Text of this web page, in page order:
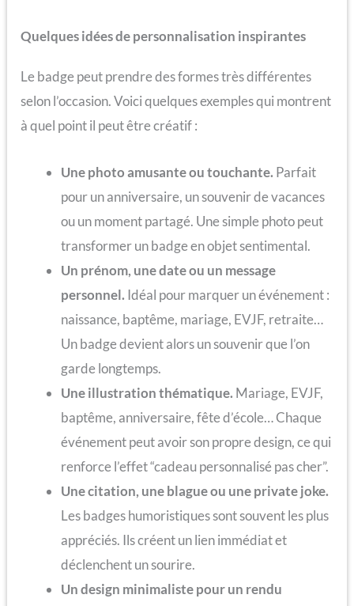
Quelques idées de personnalisation inspirantes
Le badge peut prendre des formes très différentes
selon l’occasion. Voici quelques exemples qui montrent
à quel point il peut être créatif :
Une photo amusante ou touchante. Parfait
pour un anniversaire, un souvenir de vacances
ou un moment partagé. Une simple photo peut
transformer un badge en objet sentimental.
Un prénom, une date ou un message
personnel. Idéal pour marquer un événement :
naissance, baptême, mariage, EVJF, retraite…
Un badge devient alors un souvenir que l’on
garde longtemps.
Une illustration thématique. Mariage, EVJF,
baptême, anniversaire, fête d’école… Chaque
événement peut avoir son propre design, ce qui
renforce l’effet “cadeau personnalisé pas cher”.
Une citation, une blague ou une private joke.
Les badges humoristiques sont souvent les plus
appréciés. Ils créent un lien immédiat et
déclenchent un sourire.
Un design minimaliste pour un rendu